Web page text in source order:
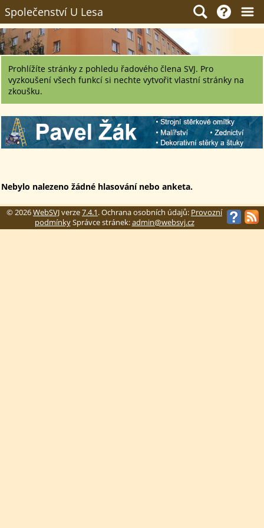
Společenství U Lesa
Prohlížíte stránky z pohledu řadového člena SVJ. Pro
vyzkoušení všech funkcí si nechte vytvořit vlastní stránky na
zkoušku.
Nebylo nalezeno žádné hlasování nebo anketa.
© 2026WebSVJverze7.4.1. Ochrana osobních údajů: Provozní
podmínkySprávce stránek:admin@websvj.cz